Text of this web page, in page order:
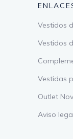
Vestidos
Vestidos
Vestidas
Outlet
Aviso